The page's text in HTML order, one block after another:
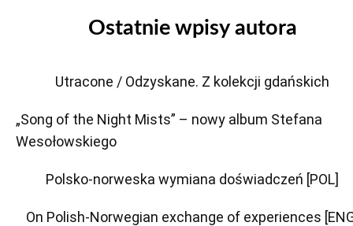
Ostatnie wpisy autora
Utracone / Odzyskane. Z kolekcji gdańskich
„Song of the Night Mists” – nowy album Stefana
Wesołowskiego
Polsko-norweska wymiana doświadczeń [POL]
On Polish-Norwegian exchange of experiences